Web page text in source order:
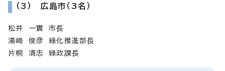
（3） 広島市（3名）
松井 一實 市長
湯﨑 俊彦 緑化推進部長
片桐 清志 緑政課長